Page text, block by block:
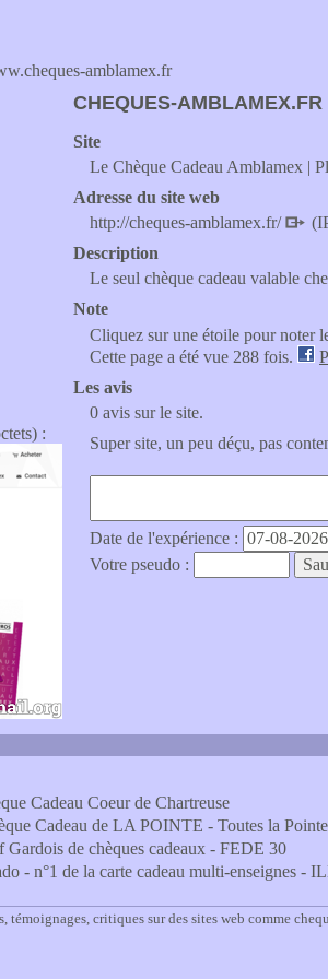
amblamex.fr
:
CHEQUES-AMBLAMEX.FR
Site
Le Chèque Cadeau Amblamex |
Adresse du site web
http://cheques-amblamex.fr/
Description
Le seul chèque cadeau valable
Note
Cliquez sur une étoile pour noter
Cette page a été vue 288 fois.
Les avis
0 avis sur le site.
Super site, un peu déçu, pas
Date de l'expérience :
Votre pseudo :
Cadeau Coeur de Chartreuse
Cadeau de LA POINTE - Toutes la
Gardois de chèques cadeaux - FEDE 30
- n°1 de la carte cadeau multi-enseignes -
critiques sur des sites web comme